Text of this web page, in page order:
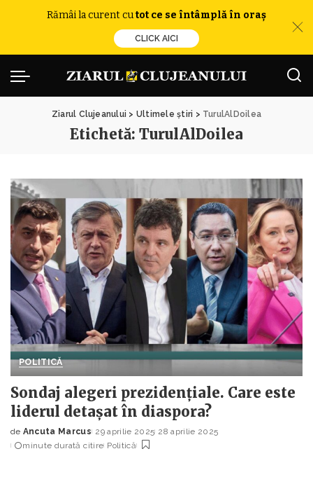
Rămâi la curent cutot ce se întâmplă în oraș
CLICK AICI
Ziarul Clujeanului > Ultimele știri > TurulAlDoilea
Etichetă: TurulAlDoilea
POLITICĂ
Sondaj alegeri prezidențiale. Care este
liderul detașat în diaspora?
Posted
by
de Ancuta Marcus 29 aprilie 2025 28 aprilie 2025
minute durată citire Politică